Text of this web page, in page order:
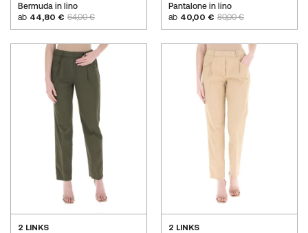
Bermuda in lino
ab 44,80 € 64,00 €
Pantalone in lino
ab 40,00 € 80,00 €
2 LINKS
2 LINKS